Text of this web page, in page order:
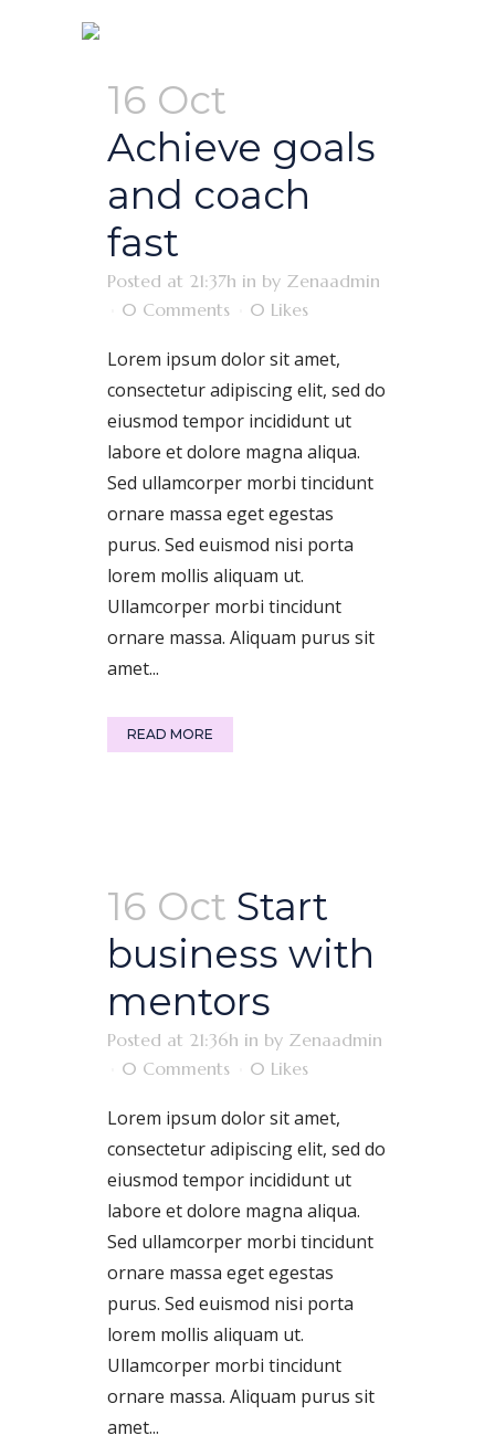
16 Oct
Achieve goals
and coach
fast
Posted at 21:37h in by Zenaadmin
0 Comments
0 Likes
Lorem ipsum dolor sit amet,
consectetur adipiscing elit, sed do
eiusmod tempor incididunt ut
labore et dolore magna aliqua.
Sed ullamcorper morbi tincidunt
ornare massa eget egestas
purus. Sed euismod nisi porta
lorem mollis aliquam ut.
Ullamcorper morbi tincidunt
ornare massa. Aliquam purus sit
amet...
READ MORE
16 Oct Start
business with
mentors
Posted at 21:36h in by Zenaadmin
0 Comments
0 Likes
Lorem ipsum dolor sit amet,
consectetur adipiscing elit, sed do
eiusmod tempor incididunt ut
labore et dolore magna aliqua.
Sed ullamcorper morbi tincidunt
ornare massa eget egestas
purus. Sed euismod nisi porta
lorem mollis aliquam ut.
Ullamcorper morbi tincidunt
ornare massa. Aliquam purus sit
amet...